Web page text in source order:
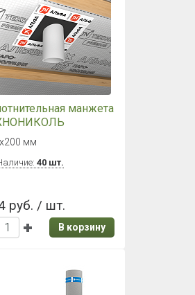
манжета
75
мм
40 шт.
руб. / шт.
В корзину